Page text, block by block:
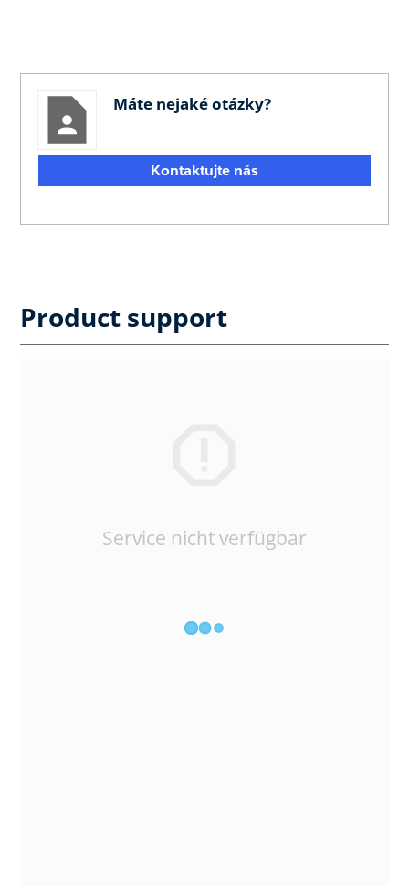
Máte nejaké otázky?
Kontaktujte nás
Product support
Service nicht verfügbar